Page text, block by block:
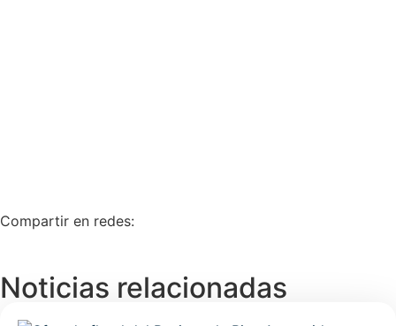
Compartir en redes:
Noticias relacionadas